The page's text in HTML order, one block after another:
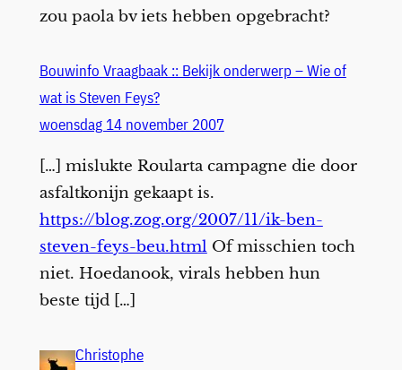
zou paola bv iets hebben opgebracht?
Bouwinfo Vraagbaak :: Bekijk onderwerp – Wie of
wat is Steven Feys?
woensdag 14 november 2007
[…] mislukte Roularta campagne die door
asfaltkonijn gekaapt is.
https://blog.zog.org/2007/11/ik-ben-
steven-feys-beu.html Of misschien toch
niet. Hoedanook, virals hebben hun
beste tijd […]
Christophe